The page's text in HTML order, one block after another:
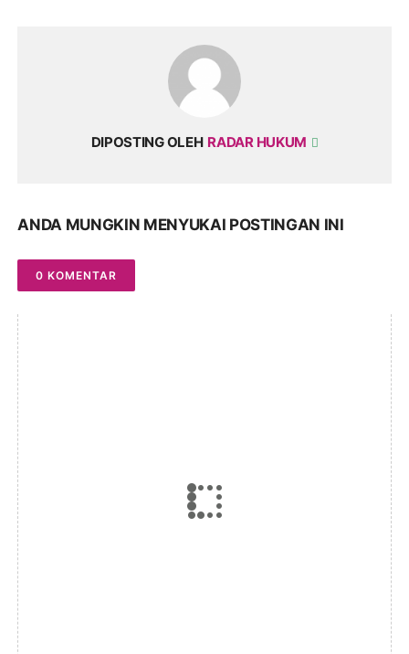
DIPOSTING OLEH RADAR HUKUM
ANDA MUNGKIN MENYUKAI POSTINGAN INI
0 KOMENTAR